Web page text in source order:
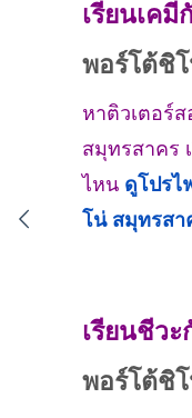
เรียนเค
พอร์โต้ชิ
หาติวเตอร์
สมุทรสาคร
ไหน ดูโปรไ
โน่ สมุทรสา
เรียนชีว
พอร์โต้ชิ